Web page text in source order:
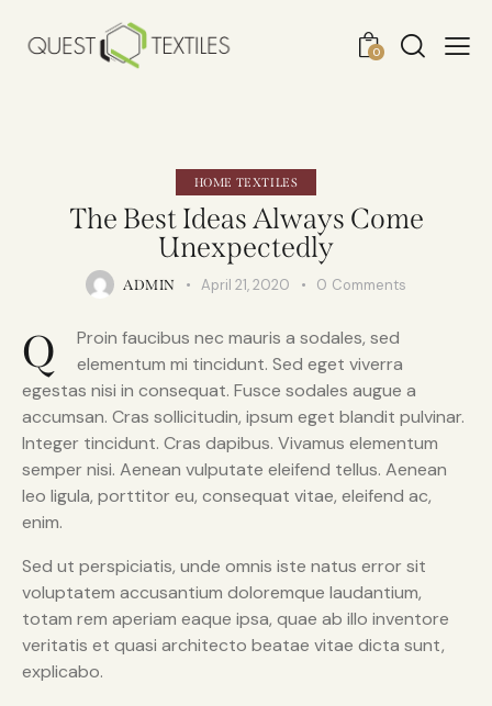
0
HOME TEXTILES
The Best Ideas Always Come
Unexpectedly
ADMIN April 21, 2020 0 Comments
Q
Proin faucibus nec mauris a sodales, sed
elementum mi tincidunt. Sed eget viverra
egestas nisi in consequat. Fusce sodales augue a
accumsan. Cras sollicitudin, ipsum eget blandit pulvinar.
Integer tincidunt. Cras dapibus. Vivamus elementum
semper nisi. Aenean vulputate eleifend tellus. Aenean
leo ligula, porttitor eu, consequat vitae, eleifend ac,
enim.
Sed ut perspiciatis, unde omnis iste natus error sit
voluptatem accusantium doloremque laudantium,
totam rem aperiam eaque ipsa, quae ab illo inventore
veritatis et quasi architecto beatae vitae dicta sunt,
explicabo.